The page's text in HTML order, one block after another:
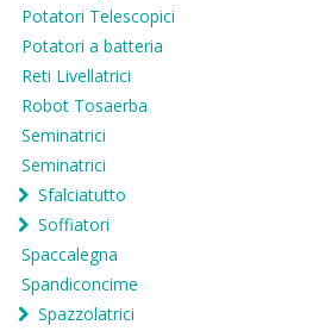
Potatori Telescopici
Potatori a batteria
Reti Livellatrici
Robot Tosaerba
Seminatrici
Seminatrici
Sfalciatutto
Soffiatori
Spaccalegna
Spandiconcime
Spazzolatrici